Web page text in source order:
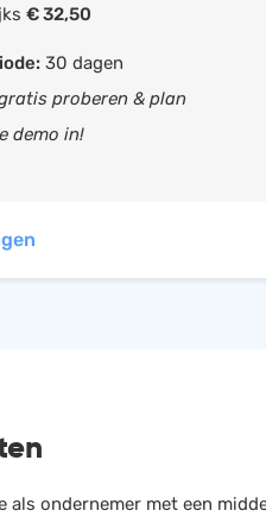
overzicht
importeren
systeem
€ 32,50
30 dagen
proberen & plan
demo in!
als ondernemer met een